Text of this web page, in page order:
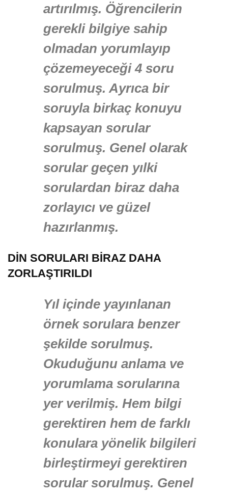
artırılmış. Öğrencilerin
gerekli bilgiye sahip
olmadan yorumlayıp
çözemeyeceği 4 soru
sorulmuş. Ayrıca bir
soruyla birkaç konuyu
kapsayan sorular
sorulmuş. Genel olarak
sorular geçen yılki
sorulardan biraz daha
zorlayıcı ve güzel
hazırlanmış.
DİN SORULARI BİRAZ DAHA
ZORLAŞTIRILDI
Yıl içinde yayınlanan
örnek sorulara benzer
şekilde sorulmuş.
Okuduğunu anlama ve
yorumlama sorularına
yer verilmiş. Hem bilgi
gerektiren hem de farklı
konulara yönelik bilgileri
birleştirmeyi gerektiren
sorular sorulmuş. Genel